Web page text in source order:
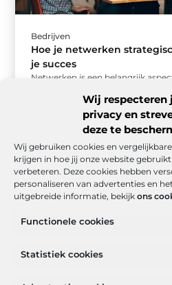
Wij respecteren
privacy en
deze te
Wij gebruiken cookies en
krijgen in hoe jij onze website
verbeteren. Deze cookies hebben
personaliseren van advertenties en
uitgebreide informatie, bekijk ons
Functionele cookies
Statistiek cookies
Bedrijven
Hoe je netwerken
je succes
Netwerken is een belangrijk
visitekaartjes; het draait om ...
Onze informatie